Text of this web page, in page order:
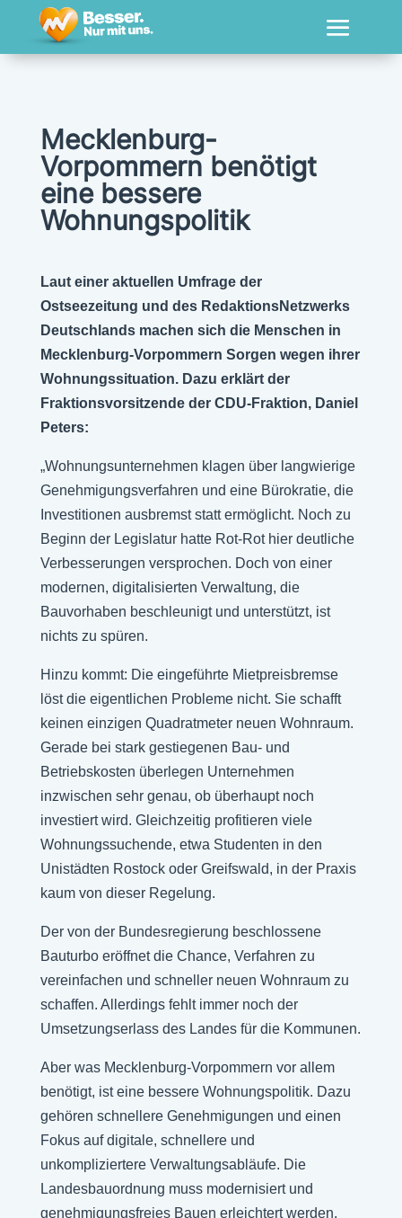
Mecklenburg-
Vorpommern benötigt
eine bessere
Wohnungspolitik
Laut einer aktuellen Umfrage der
Ostseezeitung und des RedaktionsNetzwerks
Deutschlands machen sich die Menschen in
Mecklenburg-Vorpommern Sorgen wegen ihrer
Wohnungssituation. Dazu erklärt der
Fraktionsvorsitzende der CDU-Fraktion, Daniel
Peters:
„Wohnungsunternehmen klagen über langwierige
Genehmigungsverfahren und eine Bürokratie, die
Investitionen ausbremst statt ermöglicht. Noch zu
Beginn der Legislatur hatte Rot-Rot hier deutliche
Verbesserungen versprochen. Doch von einer
modernen, digitalisierten Verwaltung, die
Bauvorhaben beschleunigt und unterstützt, ist
nichts zu spüren.
Hinzu kommt: Die eingeführte Mietpreisbremse
löst die eigentlichen Probleme nicht. Sie schafft
keinen einzigen Quadratmeter neuen Wohnraum.
Gerade bei stark gestiegenen Bau- und
Betriebskosten überlegen Unternehmen
inzwischen sehr genau, ob überhaupt noch
investiert wird. Gleichzeitig profitieren viele
Wohnungssuchende, etwa Studenten in den
Unistädten Rostock oder Greifswald, in der Praxis
kaum von dieser Regelung.
Der von der Bundesregierung beschlossene
Bauturbo eröffnet die Chance, Verfahren zu
vereinfachen und schneller neuen Wohnraum zu
schaffen. Allerdings fehlt immer noch der
Umsetzungserlass des Landes für die Kommunen.
Aber was Mecklenburg-Vorpommern vor allem
benötigt, ist eine bessere Wohnungspolitik. Dazu
gehören schnellere Genehmigungen und einen
Fokus auf digitale, schnellere und
unkompliziertere Verwaltungsabläufe. Die
Landesbauordnung muss modernisiert und
genehmigungsfreies Bauen erleichtert werden.